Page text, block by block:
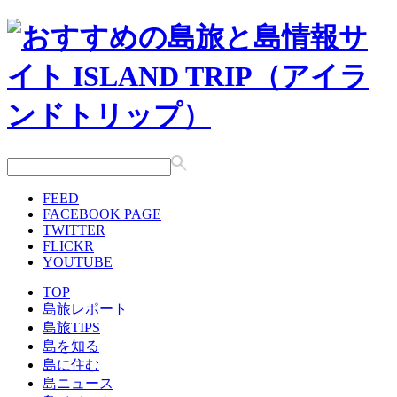
FEED
FACEBOOK PAGE
TWITTER
FLICKR
YOUTUBE
TOP
島旅レポート
島旅TIPS
島を知る
島に住む
島ニュース